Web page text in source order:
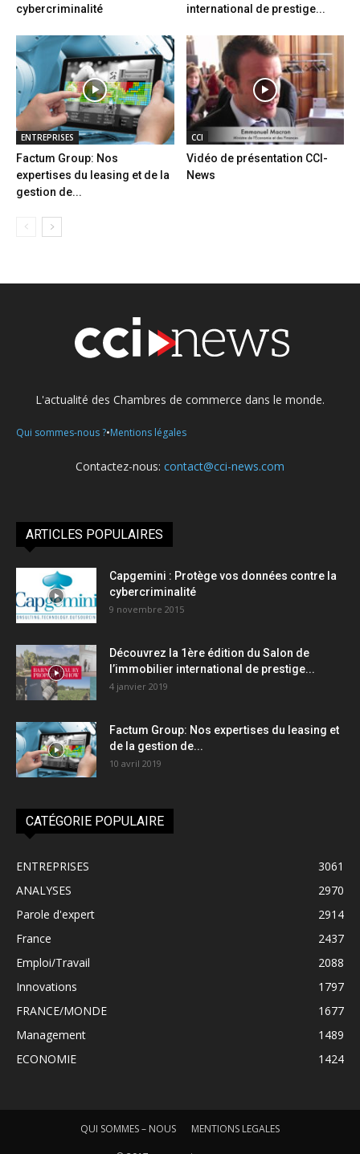
cybercriminalité
international de prestige...
ENTREPRISES
Factum Group: Nos
expertises du leasing et de la
gestion de...
CCI
Vidéo de présentation CCI-
News
L'actualité des Chambres de commerce dans le monde.
Qui sommes-nous ?•Mentions légales
Contactez-nous: contact@cci-news.com
ARTICLES POPULAIRES
Capgemini : Protège vos données contre la
cybercriminalité
9 novembre 2015
Découvrez la 1ère édition du Salon de
l’immobilier international de prestige...
4 janvier 2019
Factum Group: Nos expertises du leasing et
de la gestion de...
10 avril 2019
CATÉGORIE POPULAIRE
ENTREPRISES
3061
ANALYSES
2970
Parole d'expert
2914
France
2437
Emploi/Travail
2088
Innovations
1797
FRANCE/MONDE
1677
Management
1489
ECONOMIE
1424
QUI SOMMES – NOUS MENTIONS LEGALES